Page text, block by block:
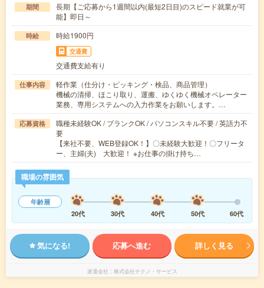
期間
長期【ご応募から1週間以内(最短2日目)のスピード就業が可
能】即日～
時給 時給1900円
交通費
交通費支給有り
仕事内容
軽作業（仕分け・ピッキング・検品、商品管理）
機械の清掃、ほこり取り、運搬、ゆくゆく機械オペレーター
業務、専用システムへの入力作業をお願いします。…
応募資格
職種未経験OK / ブランクOK / パソコンスキル不要 / 英語力不
要
【来社不要、WEB登録OK！】〇未経験大歓迎！〇フリータ
ー、主婦(夫) 大歓迎！ ※お仕事の掛け持ち…
職場の雰囲気
年齢層
20代
30代 40代 50代 60代
気になる! 応募へ進む 詳しく見る
派遣会社 株式会社テクノ・サービス